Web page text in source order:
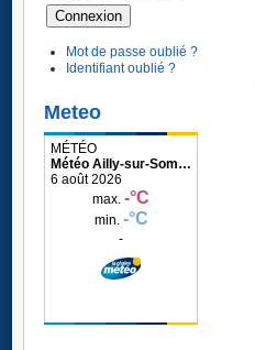
Mot de passe oublié ?
Identifiant oublié ?
Meteo
Météo Ailly-sur-Somme